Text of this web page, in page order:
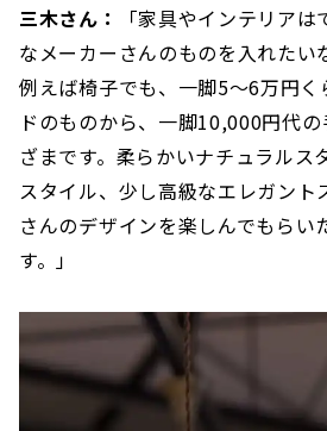
三木さん：
「家具やインテリア
なメーカーさんのものを入れたい
例えば椅子でも、一脚5〜6万円く
ドのものから、一脚10,000円代
ざまです。柔らかいナチュラルス
スタイル、少し高級なエレガント
さんのデザインを楽しんでもらい
す。」